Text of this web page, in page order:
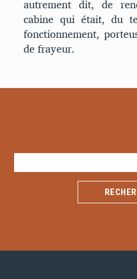
autrement dit, de
cabine qui était, du
fonctionnement,
de frayeur.